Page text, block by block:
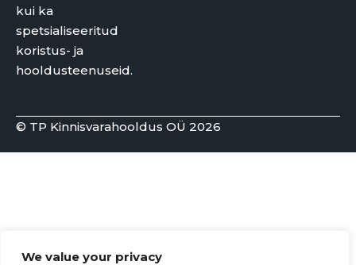
We value your privacy
kui ka
spetsialiseeritud
koristus- ja
hooldusteenuseid.
© TP Kinnisvarahooldus OÜ 2026